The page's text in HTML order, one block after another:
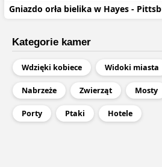
Gniazdo orła bielika w Hayes -
Kategorie kamer
Wdzięki kobiece Widoki miasta
Nabrzeże Zwierząt Mosty
Porty Ptaki Hotele